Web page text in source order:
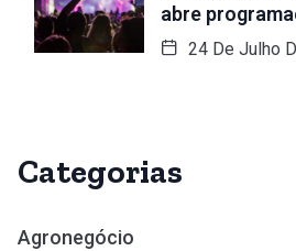
abre
24 De Julho
Categorias
Agronegócio